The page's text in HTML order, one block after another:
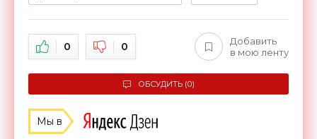
0 0
Добавить
в мою ленту
ОБСУДИТЬ (0)
Мы в